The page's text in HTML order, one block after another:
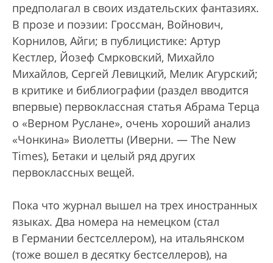
предполагал в своих издательских фантазиях.
В прозе и поэзии: Гроссман, Войнович,
Корнилов, Айги; в публицистике: Артур
Кестлер, Йозеф Смрковский, Михайло
Михайлов, Сергей Левицкий, Мелик Агурский;
в критике и библиографии (раздел вводится
впервые) первоклассная статья Абрама Терца
о «Верном Руслане», очень хороший анализ
«Чонкина» Виолетты (Иверни. — The New
Times), Бетаки и целый ряд других
первоклассных вещей.
Пока что журнал вышел на трех иностранных
языках. Два номера на немецком (стал
в Германии бестселлером), на итальянском
(тоже вошел в десятку бестселлеров), на